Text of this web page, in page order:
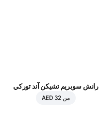
رانش سوبريم تشيكن آند توركي
من AED 32